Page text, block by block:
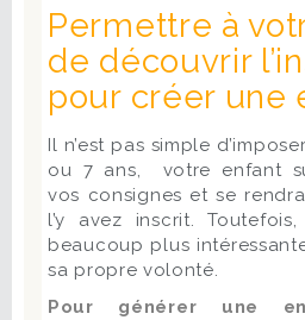
Permettre à
de découvrir
pour créer une
Il n’est pas simple
ou 7 ans, votre enfant
vos consignes et se
l’y avez inscrit.
beaucoup plus
sa propre volonté.
Pour générer une